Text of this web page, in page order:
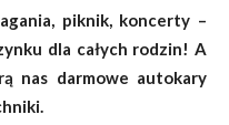
piknik, koncerty –
dla całych rodzin! A
nas darmowe autokary